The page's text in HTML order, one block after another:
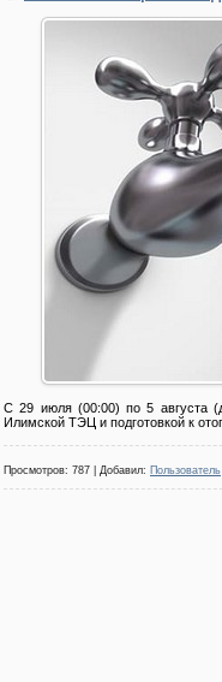
С 29 июля (00:00) по 5 августа
Илимской ТЭЦ и подготовкой к
Просмотров: 787 | Добавил: Пользователь